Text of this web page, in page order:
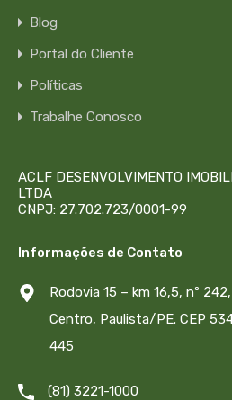
Blog
Portal do Cliente
Políticas
Trabalhe Conosco
ACLF DESENVOLVIMENTO
LTDA
CNPJ: 27.702.723/0001-99
Informações de Contato
Rodovia 15 – km 16,5, nº 242,
Centro, Paulista/PE. CEP
445
(81) 3221-1000